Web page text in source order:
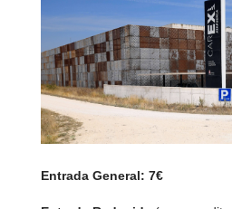
Entrada General: 7€